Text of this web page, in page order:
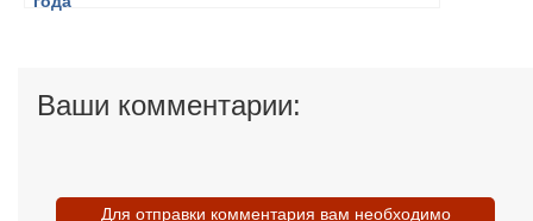
Ваши комментарии:
Для отправки комментария вам необходимо